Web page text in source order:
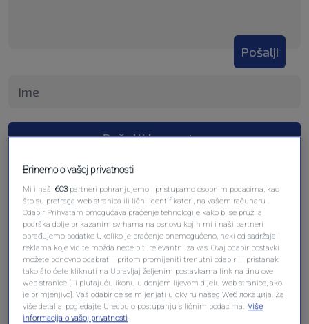
Pošalji
Pošalji komentar
Oglas
Brinemo o vašoj privatnosti
Mi i naši603 partneri pohranjujemo i pristupamo osobnim podacima, kao
što su pretraga web stranica ili lični identifikatori, na vašem računaru .
Odabir Prihvatam omogućava praćenje tehnologije kako bi se pružila
podrška dolje prikazanim svrhama na osnovu kojih mi i naši partneri
obrađujemo podatke Ukoliko je praćenje onemogućeno, neki od sadržaja i
reklama koje vidite možda neće biti relevantni za vas. Ovaj odabir postavki
možete ponovno odabrati i pritom promijeniti trenutni odabir ili pristanak
tako što ćete kliknuti na Upravljaj željenim postavkama link na dnu ove
web stranice [ili plutajuću ikonu u donjem lijevom dijelu web stranice, ako
je primjenjivo]. Vaš odabir će se mijenjati u okviru našeg Wеб локација. Za
više detalja, pogledajte Uredbu o postupanju s ličnim podacima. Više
informacija o vašoj privatnosti